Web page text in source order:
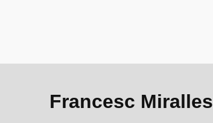
Francesc Miralles